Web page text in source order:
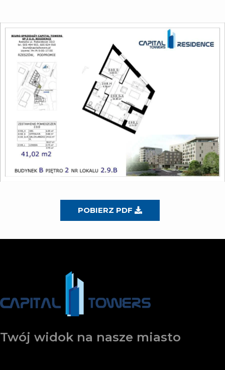
POBIERZ PDF
Twój widok na nasze miasto